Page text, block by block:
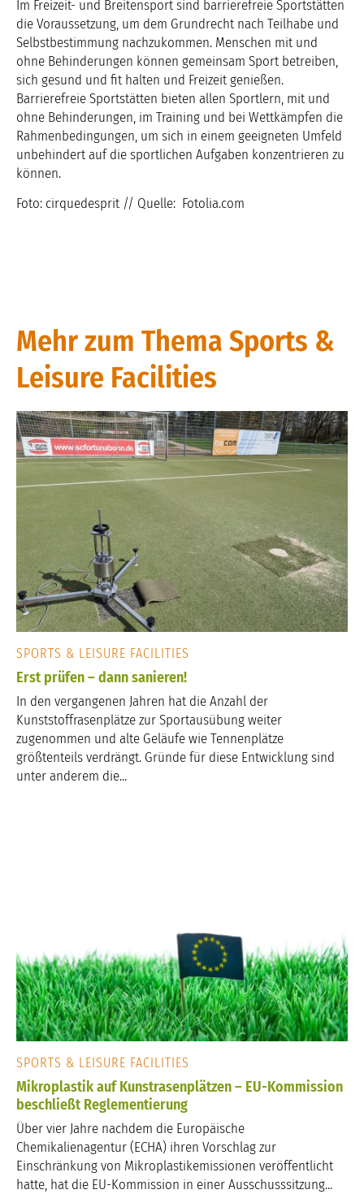
Im Freizeit- und Breitensport sind barrierefreie Sportstätten
die Voraussetzung, um dem Grundrecht nach Teilhabe und
Selbstbestimmung nachzukommen. Menschen mit und
ohne Behinderungen können gemeinsam Sport betreiben,
sich gesund und fit halten und Freizeit genießen.
Barrierefreie Sportstätten bieten allen Sportlern, mit und
ohne Behinderungen, im Training und bei Wettkämpfen die
Rahmenbedingungen, um sich in einem geeigneten Umfeld
unbehindert auf die sportlichen Aufgaben konzentrieren zu
können.
Foto: cirquedesprit // Quelle: Fotolia.com
Mehr zum Thema Sports &
Leisure Facilities
SPORTS & LEISURE FACILITIES
Erst prüfen – dann sanieren!
In den vergangenen Jahren hat die Anzahl der
Kunststoffrasenplätze zur Sportausübung weiter
zugenommen und alte Geläufe wie Tennenplätze
größtenteils verdrängt. Gründe für diese Entwicklung sind
unter anderem die...
SPORTS & LEISURE FACILITIES
Mikroplastik auf Kunstrasenplätzen – EU-Kommission
beschließt Reglementierung
Über vier Jahre nachdem die Europäische
Chemikalienagentur (ECHA) ihren Vorschlag zur
Einschränkung von Mikroplastikemissionen veröffentlicht
hatte, hat die EU-Kommission in einer Ausschusssitzung...